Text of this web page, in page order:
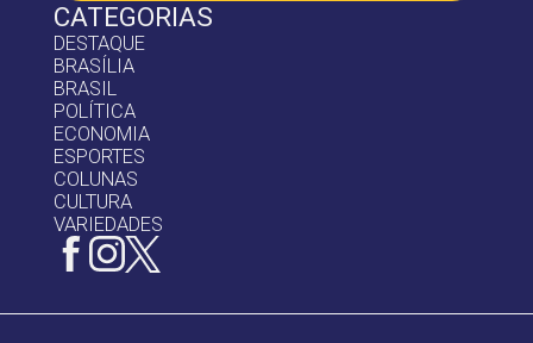
CATEGORIAS
DESTAQUE
BRASÍLIA
BRASIL
POLÍTICA
ECONOMIA
ESPORTES
COLUNAS
CULTURA
VARIEDADES